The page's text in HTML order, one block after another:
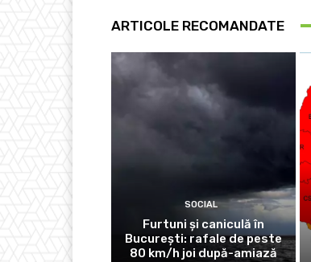
ARTICOLE RECOMANDATE
SOCIAL
Furtuni și caniculă în
București: rafale de peste
80 km/h joi după-amiază